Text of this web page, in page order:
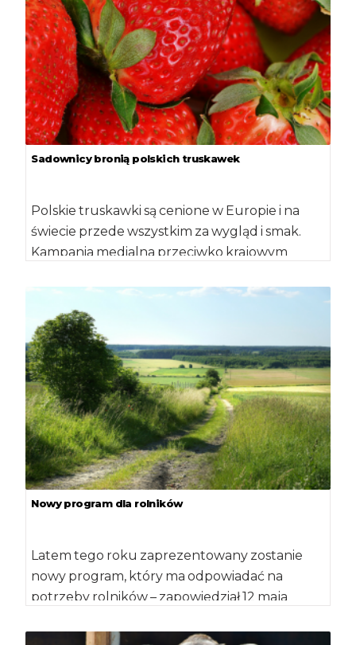
Sadownicy bronią polskich truskawek
Polskie truskawki są cenione w Europie i na
świecie przede wszystkim za wygląd i smak.
Kampania medialna przeciwko krajowym
Nowy program dla rolników
Latem tego roku zaprezentowany zostanie
nowy program, który ma odpowiadać na
potrzeby rolników – zapowiedział 12 maja